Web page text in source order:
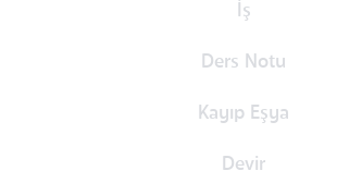
İş
Ders Notu
Kayıp Eşya
Devir